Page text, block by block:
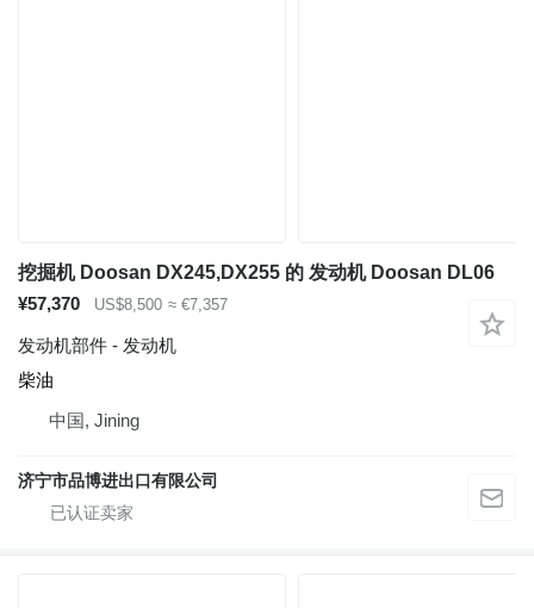
挖掘机 Doosan DX245,DX255 的 发动机 Doosan DL06
¥57,370
US$8,500 ≈ €7,357
发动机部件 - 发动机
柴油
中国, Jining
济宁市品博进出口有限公司